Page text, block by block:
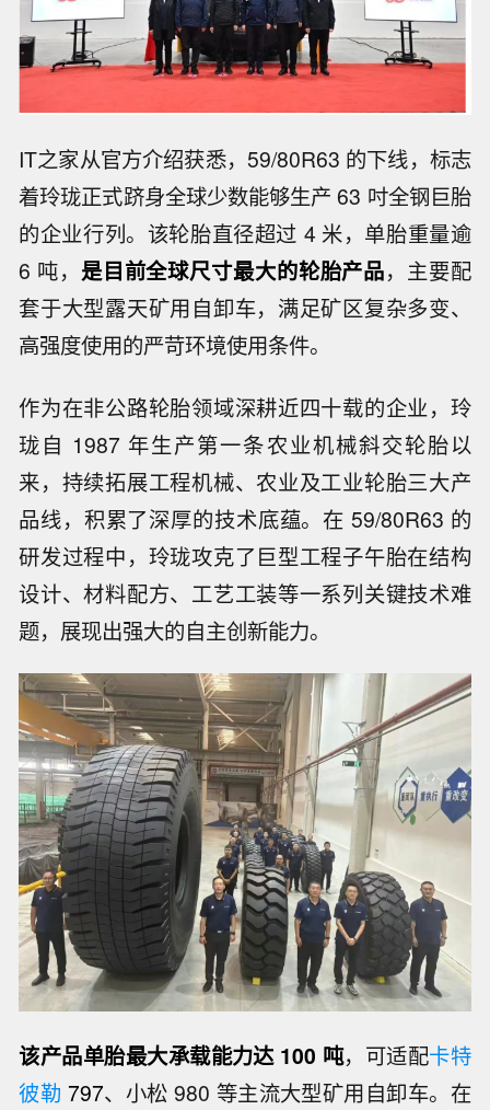
IT之家从官方介绍获悉，59/80R63 的下线，标志
着玲珑正式跻身全球少数能够生产 63 吋全钢巨胎
的企业行列。该轮胎直径超过 4 米，单胎重量逾
6 吨， 是目前全球尺寸最大的轮胎产品，主要配
套于大型露天矿用自卸车，满足矿区复杂多变、
高强度使用的严苛环境使用条件。
作为在非公路轮胎领域深耕近四十载的企业，玲
珑自 1987 年生产第一条农业机械斜交轮胎以
来，持续拓展工程机械、农业及工业轮胎三大产
品线，积累了深厚的技术底蕴。在 59/80R63 的
研发过程中，玲珑攻克了巨型工程子午胎在结构
设计、材料配方、工艺工装等一系列关键技术难
题，展现出强大的自主创新能力。
该产品单胎最大承载能力达 100 吨，可适配卡特
彼勒 797、小松 980 等主流大型矿用自卸车。在